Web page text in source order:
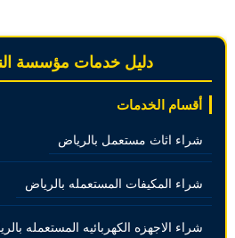
دليل خدمات مؤسسة
أقسام الخدمات
شراء اثاث مستعمل بالرياض
شراء المكيفات المستعمله بالرياض
شراء الاجهزه الكهربائيه المستعمله